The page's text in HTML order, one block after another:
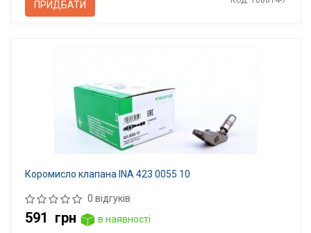
ПРИДБАТИ
Коромисло клапана INA 423 0055 10
0 відгуків
591 грн
в наявності